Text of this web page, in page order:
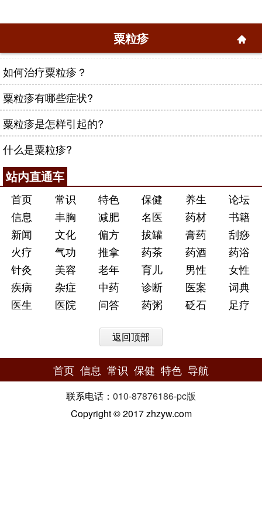
粟粒疹
如何治疗粟粒疹？
粟粒疹有哪些症状?
粟粒疹是怎样引起的?
什么是粟粒疹?
站内直通车
首页 常识 特色 保健 养生
论坛
信息
丰胸 减肥 名医 药材
书籍
新闻
文化 偏方 拔罐 膏药
刮痧
火疗
气功 推拿 药茶 药酒
药浴
针灸
美容 老年 育儿 男性
女性
疾病
杂症 中药 诊断 医案
词典
医生
医院 问答 药粥 砭石 足疗
返回顶部
首页 信息 常识 保健 特色 导航
联系电话： 010-87876186-pc版
Copyright © 2017 zhzyw.com